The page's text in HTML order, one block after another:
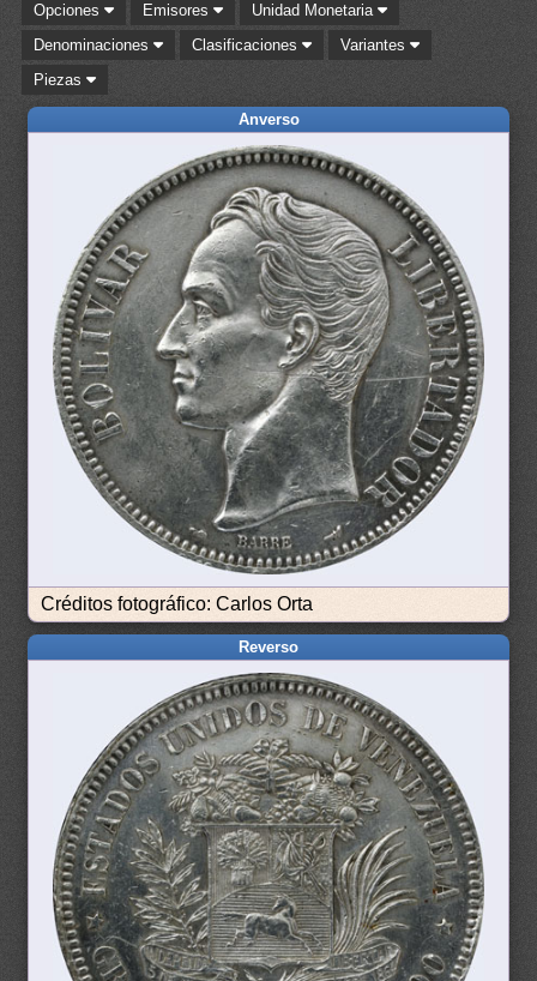
Opciones Emisores
Unidad Monetaria
Denominaciones
Clasificaciones
Variantes
Piezas
Anverso
Créditos fotográfico: Carlos Orta
Reverso